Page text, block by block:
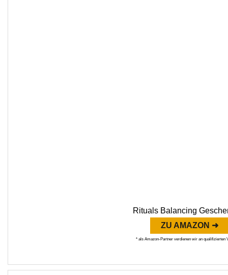
Rituals Balancing
ZU AMAZON ➜
* als Amazon-Partner verdienen wir an qualifizierten